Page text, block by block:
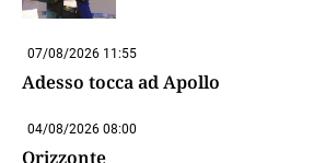
07/08/2026 11:55
Adesso tocca ad Apollo
04/08/2026 08:00
Orizzonte